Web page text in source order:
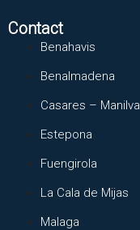
Contact
Benahavis
Benalmadena
Casares – Manilva
Estepona
Fuengirola
La Cala de Mijas
Malaga